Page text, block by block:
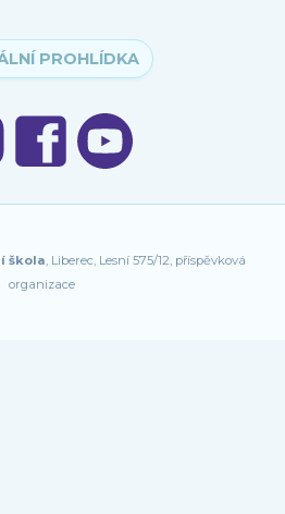
PROHLÍDKA
škola , Liberec, Lesní 575/12, příspěvková
organizace